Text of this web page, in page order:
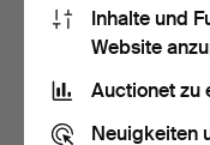
LITERATUR ZUR
LANDESCHRONIK,
DREI+EIN STCK.
9 Gebote
85 USD
Inhalte und
Website
Auctionet zu
Neuigkeiten